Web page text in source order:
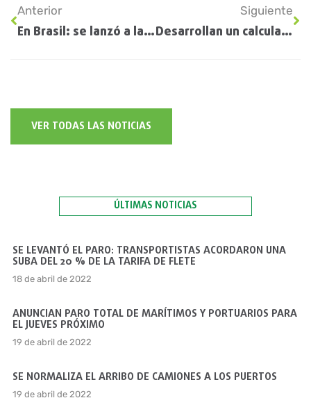
Anterior
En Brasil: se lanzó a la venta el primer tractor a gas natural y biometano del mundo
Siguiente
Desarrollan un calculador de huella de carbono para el trigo
VER TODAS LAS NOTICIAS
ÚLTIMAS NOTICIAS
SE LEVANTÓ EL PARO: TRANSPORTISTAS ACORDARON UNA
SUBA DEL 20 % DE LA TARIFA DE FLETE
18 de abril de 2022
ANUNCIAN PARO TOTAL DE MARÍTIMOS Y PORTUARIOS PARA
EL JUEVES PRÓXIMO
19 de abril de 2022
SE NORMALIZA EL ARRIBO DE CAMIONES A LOS PUERTOS
19 de abril de 2022